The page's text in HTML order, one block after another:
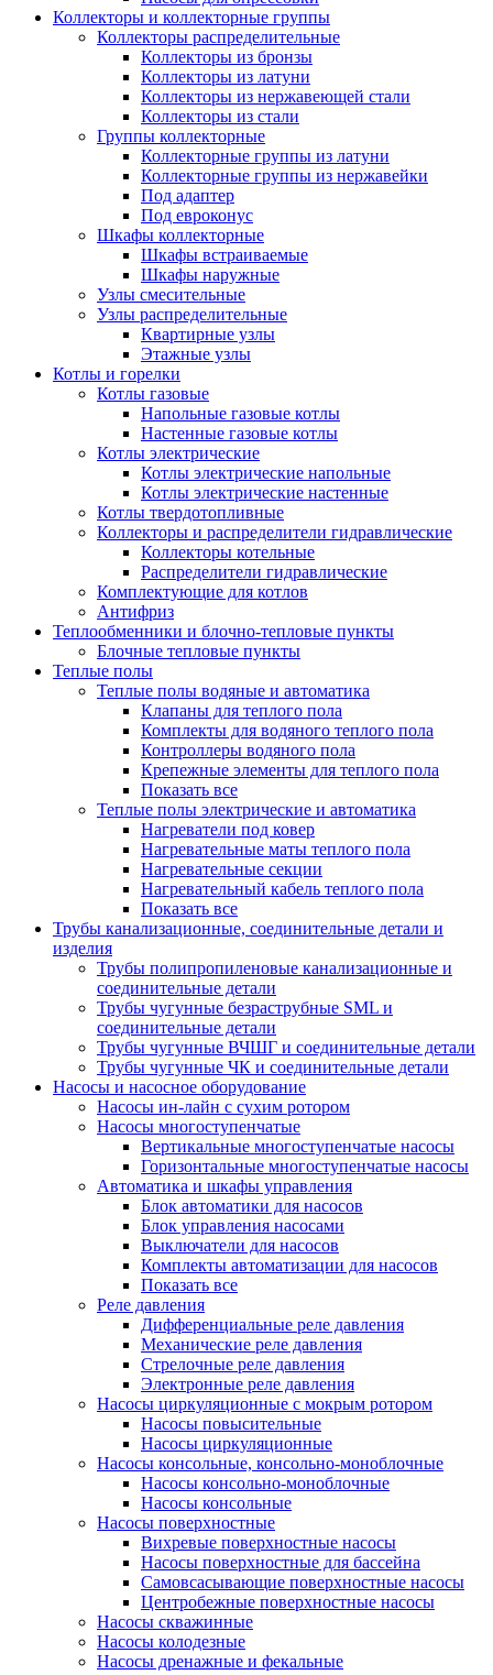
Коллекторы и коллекторные группы
Коллекторы распределительные
Коллекторы из бронзы
Коллекторы из латуни
Коллекторы из нержавеющей стали
Коллекторы из стали
Группы коллекторные
Коллекторные группы из латуни
Коллекторные группы из нержавейки
Под адаптер
Под евроконус
Шкафы коллекторные
Шкафы встраиваемые
Шкафы наружные
Узлы смесительные
Узлы распределительные
Квартирные узлы
Этажные узлы
Котлы и горелки
Котлы газовые
Напольные газовые котлы
Настенные газовые котлы
Котлы электрические
Котлы электрические напольные
Котлы электрические настенные
Котлы твердотопливные
Коллекторы и распределители гидравлические
Коллекторы котельные
Распределители гидравлические
Комплектующие для котлов
Антифриз
Теплообменники и блочно-тепловые пункты
Блочные тепловые пункты
Теплые полы
Теплые полы водяные и автоматика
Клапаны для теплого пола
Комплекты для водяного теплого пола
Контроллеры водяного пола
Крепежные элементы для теплого пола
Показать все
Теплые полы электрические и автоматика
Нагреватели под ковер
Нагревательные маты теплого пола
Нагревательные секции
Нагревательный кабель теплого пола
Показать все
Трубы канализационные, соединительные детали и
изделия
Трубы полипропиленовые канализационные и
соединительные детали
Трубы чугунные безраструбные SML и
соединительные детали
Трубы чугунные ВЧШГ и соединительные детали
Трубы чугунные ЧК и соединительные детали
Насосы и насосное оборудование
Насосы ин-лайн с сухим ротором
Насосы многоступенчатые
Вертикальные многоступенчатые насосы
Горизонтальные многоступенчатые насосы
Автоматика и шкафы управления
Блок автоматики для насосов
Блок управления насосами
Выключатели для насосов
Комплекты автоматизации для насосов
Показать все
Реле давления
Дифференциальные реле давления
Механические реле давления
Стрелочные реле давления
Электронные реле давления
Насосы циркуляционные с мокрым ротором
Насосы повысительные
Насосы циркуляционные
Насосы консольные, консольно-моноблочные
Насосы консольно-моноблочные
Насосы консольные
Насосы поверхностные
Вихревые поверхностные насосы
Насосы поверхностные для бассейна
Самовсасывающие поверхностные насосы
Центробежные поверхностные насосы
Насосы скважинные
Насосы колодезные
Насосы дренажные и фекальные